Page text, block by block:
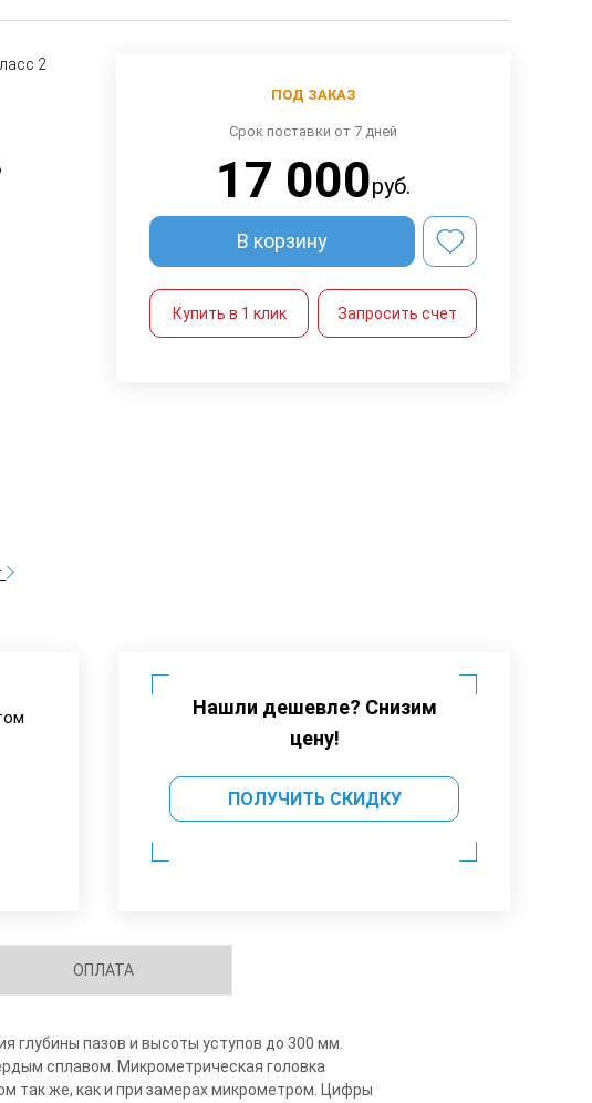
2
ПОД ЗАКАЗ
Срок поставки от 7 дней
17 000руб.
В корзину
Купить в 1 клик Запросить счет
Нашли дешевле? Снизим
цену!
ПОЛУЧИТЬ СКИДКУ
ОПЛАТА
глубины пазов и высоты уступов до 300 мм.
сплавом. Микрометрическая головка
так же, как и при замерах микрометром. Цифры